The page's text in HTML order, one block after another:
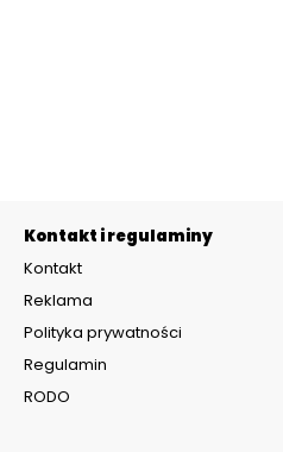
Kontakt i regulaminy
Kontakt
Reklama
Polityka prywatności
Regulamin
RODO